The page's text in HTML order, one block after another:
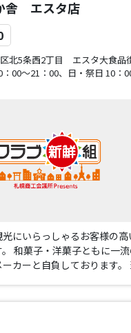
舎 エスタ店
北5条西2丁目 エスタ大食品
00～21：00、日・祭日 10：
にいらっしゃるお客様の高
和菓子・洋菓子ともに一
カーと自負しております。